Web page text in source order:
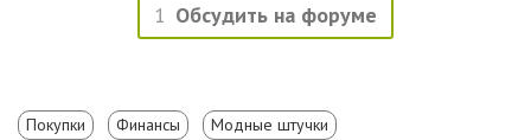
1 Обсудить на форуме
Покупки Финансы Модные штучки